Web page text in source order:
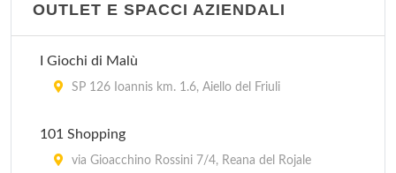
OUTLET E SPACCI AZIENDALI
I Giochi di Malù
SP 126 Ioannis km. 1.6, Aiello del Friuli
101 Shopping
via Gioacchino Rossini 7/4, Reana del Rojale